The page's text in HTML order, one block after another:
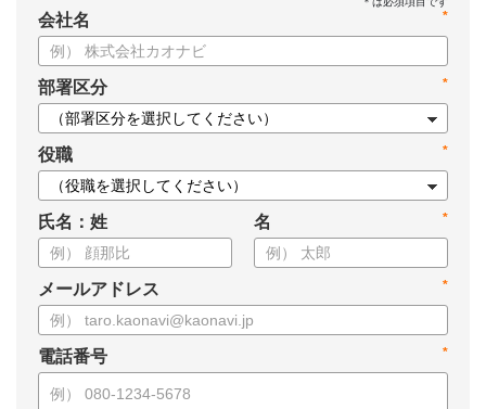
*
会社名
*
部署区分
*
役職
氏名：姓 *
名
*
メールアドレス
*
電話番号